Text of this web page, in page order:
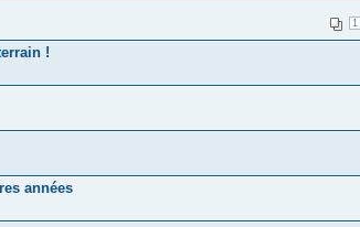
1
!
années